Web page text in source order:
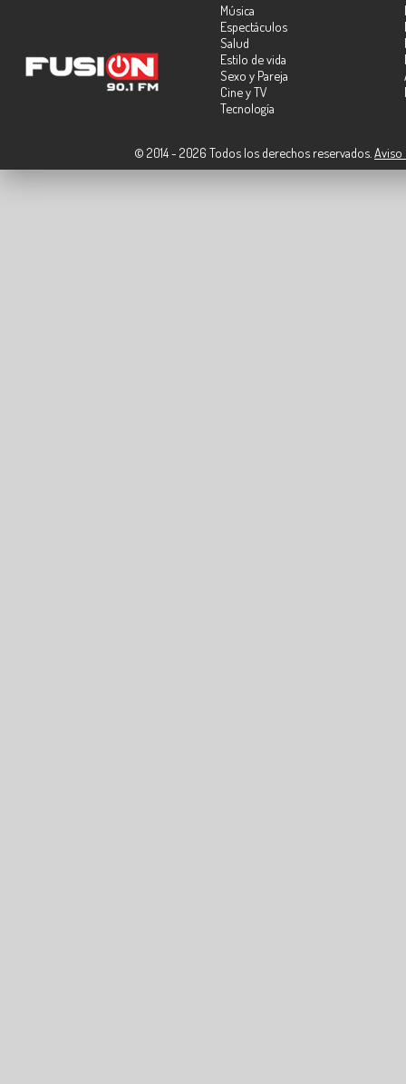
Música
Espectáculos
Salud
Estilo de vida
Sexo y Pareja
Cine y TV
Tecnología
© 2014 - 2026 Todos los derechos reservados. Aviso